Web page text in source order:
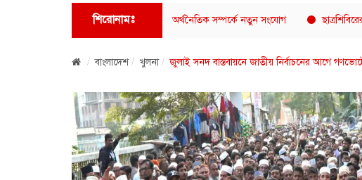
শিরোনামঃ
মাধ্যমে বাংলাদেশ-থাইল্যান্ড অর্থনৈতিক সম্পর্কে নতুন সংযোগ ছাত্রশিবিরের বিরুদ্ধে
বাংলাদেশ খুলনা জুলাই সনদ বাস্তবায়নে জাতীয় নির্বাচনের আগে